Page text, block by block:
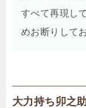
すべて再現し
めお断りして
大力持ち卯之